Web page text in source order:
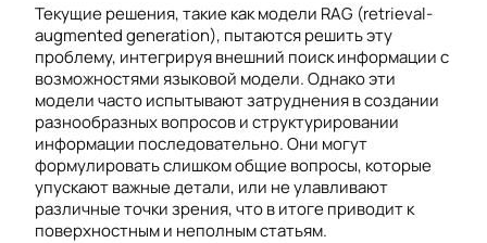
Текущие решения, такие как модели RAG (retrieval-
augmented generation), пытаются решить эту
проблему, интегрируя внешний поиск информации с
возможностями языковой модели. Однако эти
модели часто испытывают затруднения в создании
разнообразных вопросов и структурировании
информации последовательно. Они могут
формулировать слишком общие вопросы, которые
упускают важные детали, или не улавливают
различные точки зрения, что в итоге приводит к
поверхностным и неполным статьям.